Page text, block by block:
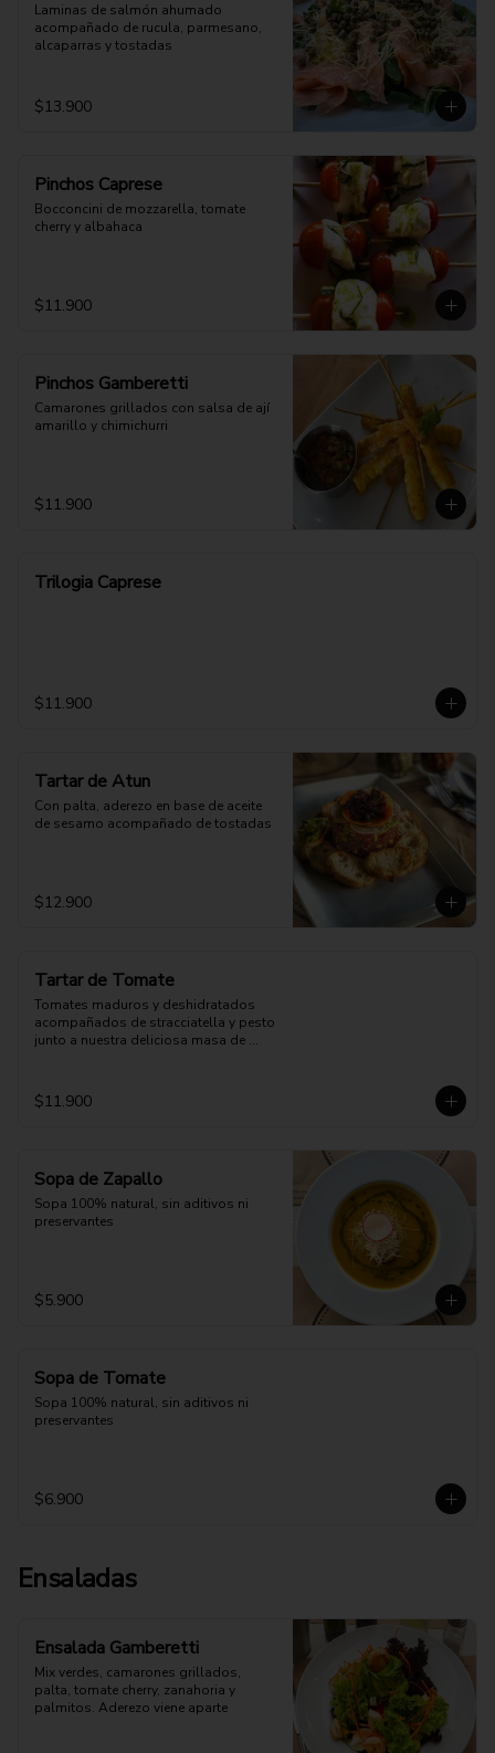
Laminas de salmón ahumado
acompañado de rucula, parmesano,
alcaparras y tostadas
$13.900
Pinchos Caprese
Bocconcini de mozzarella, tomate
cherry y albahaca
$11.900
Pinchos Gamberetti
Camarones grillados con salsa de ají
amarillo y chimichurri
$11.900
Trilogia Caprese
$11.900
Tartar de Atun
Con palta, aderezo en base de aceite
de sesamo acompañado de tostadas
$12.900
Tartar de Tomate
Tomates maduros y deshidratados
acompañados de stracciatella y pesto
junto a nuestra deliciosa masa de
$11.900
Sopa de Zapallo
Sopa 100% natural, sin aditivos ni
preservantes
$5.900
Sopa de Tomate
Sopa 100% natural, sin aditivos ni
preservantes
$6.900
Ensaladas
Ensalada Gamberetti
Mix verdes, camarones grillados,
palta, tomate cherry, zanahoria y
palmitos. Aderezo viene aparte